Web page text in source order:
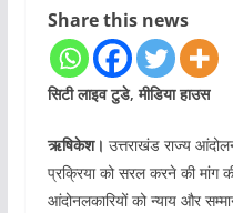
Share this news
सिटी लाइव टुडे, मीडिया हाउस
ऋषिकेश। उत्तराखंड राज्य
प्रक्रिया को सरल करने की मांग
आंदोनलकारियों को न्याय और